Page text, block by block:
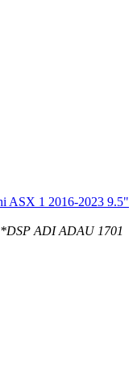
ASX 1 2016-2023 9.5"
ADI ADAU 1701